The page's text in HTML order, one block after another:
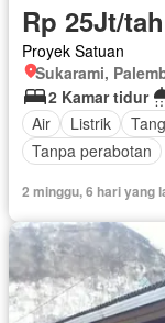
Rp 25Jt/
Proyek Satuan
Sukarami,
2 Kamar tidur
Air
Listrik
Tanpa perabotan
2 minggu, 6 hari yang